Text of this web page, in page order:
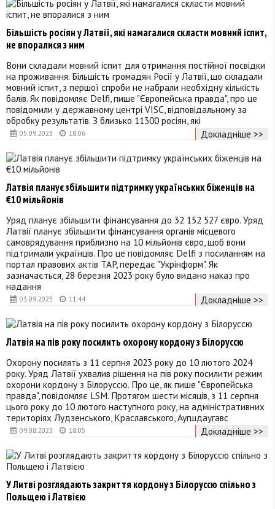
05.09.2023 18:06
Більшість росіян у Латвії, які намагалися скласти мовний іспит,
не впоралися з ним
Вони складали мовний іспит для отримання постійної посвідки
на проживання. Більшість громадян Росії у Латвії, що складали
мовний іспит, з першої спроби не набрали необхідну кількість
балів. Як повідомляє Delfi, пише "Європейська правда", про це
повідомили у державному центрі VISC, відповідальному за
обробку результатів. З близько 11300 росіян, які
Докладніше >>
03.09.2023 11:44
Латвія планує збільшити підтримку українських біженців на
€10 мільйонів
Уряд планує збільшити фінансування до 32 152 527 євро. Уряд
Латвії планує збільшити фінансування органів місцевого
самоврядування приблизно на 10 мільйонів євро, щоб вони
підтримали українців. Про це повідомляє Delfi з посиланням на
портал правових актів TAP, передає "Укрінформ". Як
зазначається, 28 березня 2023 року було видано наказ про
надання
Докладніше >>
09.08.2023 18:05
Латвія на пів року посилить охорону кордону з Білоруссю
Охорону посилять з 11 серпня 2023 року до 10 лютого 2024
року. Уряд Латвії ухвалив рішення на пів року посилити режим
охорони кордону з Білоруссю. Про це, як пише "Європейська
правда", повідомляє LSM. Протягом шести місяців, з 11 серпня
цього року до 10 лютого наступного року, на адміністративних
територіях Лудзенського, Краславського, Аугшдаугавс
Докладніше >>
У Литві розглядають закриття кордону з Білоруссю спільно з
Польщею і Латвією